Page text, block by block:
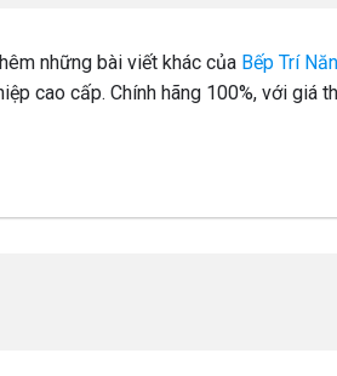
những bài viết khác của Bếp Trí
cao cấp. Chính hãng 100%, với giá